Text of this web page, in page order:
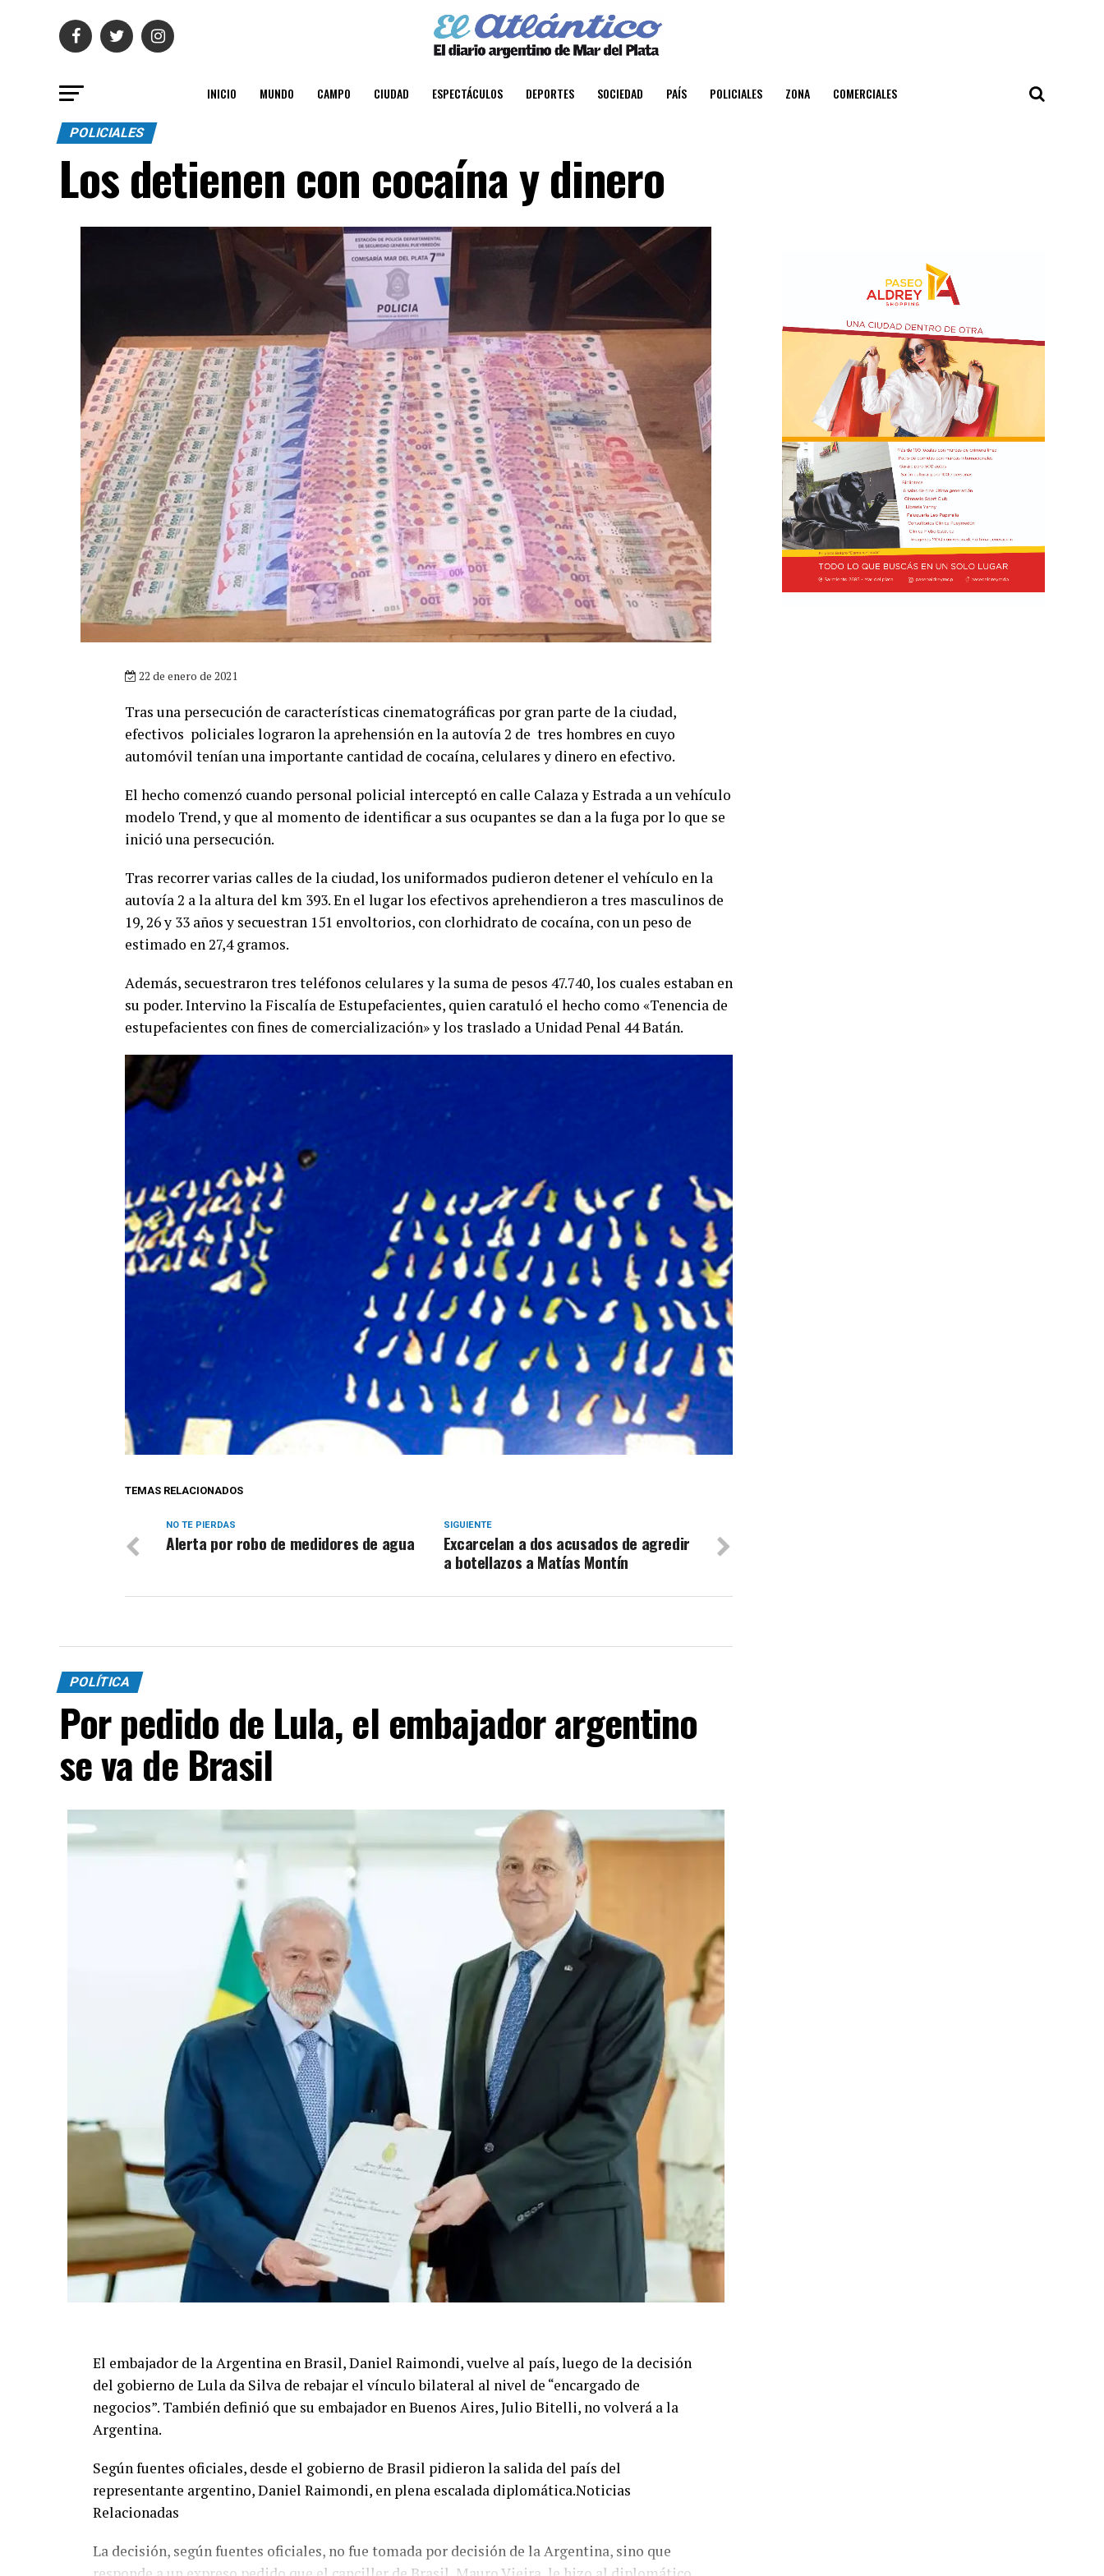
INICIO MUNDO CAMPO CIUDAD ESPECTÁCULOS DEPORTES SOCIEDAD PAÍS POLICIALES ZONA COMERCIALES
POLICIALES
Los detienen con cocaína y dinero
22 de enero de 2021
Tras una persecución de características cinematográficas por gran parte de la ciudad,
efectivos policiales lograron la aprehensión en la autovía 2 de tres hombres en cuyo
automóvil tenían una importante cantidad de cocaína, celulares y dinero en efectivo.
El hecho comenzó cuando personal policial interceptó en calle Calaza y Estrada a un vehículo
modelo Trend, y que al momento de identificar a sus ocupantes se dan a la fuga por lo que se
inició una persecución.
Tras recorrer varias calles de la ciudad, los uniformados pudieron detener el vehículo en la
autovía 2 a la altura del km 393. En el lugar los efectivos aprehendieron a tres masculinos de
19, 26 y 33 años y secuestran 151 envoltorios, con clorhidrato de cocaína, con un peso de
estimado en 27,4 gramos.
Además, secuestraron tres teléfonos celulares y la suma de pesos 47.740, los cuales estaban en
su poder. Intervino la Fiscalía de Estupefacientes, quien caratuló el hecho como «Tenencia de
estupefacientes con fines de comercialización» y los traslado a Unidad Penal 44 Batán.
TEMAS RELACIONADOS
SIGUIENTE
Excarcelan a dos acusados de agredir
a botellazos a Matías Montín
NO TE PIERDAS
Alerta por robo de medidores de agua
POLÍTICA
Por pedido de Lula, el embajador argentino
se va de Brasil
El embajador de la Argentina en Brasil, Daniel Raimondi, vuelve al país, luego de la decisión
del gobierno de Lula da Silva de rebajar el vínculo bilateral al nivel de “encargado de
negocios”. También definió que su embajador en Buenos Aires, Julio Bitelli, no volverá a la
Argentina.
Según fuentes oficiales, desde el gobierno de Brasil pidieron la salida del país del
representante argentino, Daniel Raimondi, en plena escalada diplomática.Noticias
Relacionadas
La decisión, según fuentes oficiales, no fue tomada por decisión de la Argentina, sino que